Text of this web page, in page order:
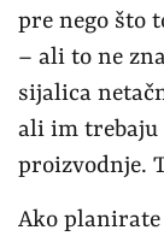
pre nego što
– ali to ne
sijalica
ali im
proizvodnje.
Ako planirate